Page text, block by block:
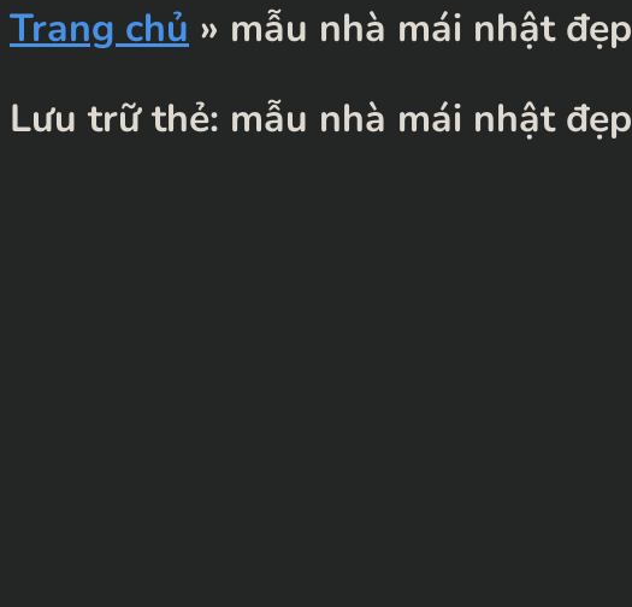
Trang chủ » mẫu nhà mái nhật đẹp
Lưu trữ thẻ: mẫu nhà mái nhật đẹp